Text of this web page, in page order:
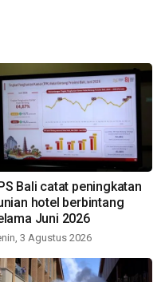
Bali catat peningkatan
hotel berbintang
Juni 2026
3 Agustus 2026